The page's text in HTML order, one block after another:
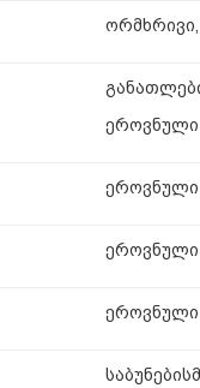
ეროვნული
ეროვნული
ეროვნული